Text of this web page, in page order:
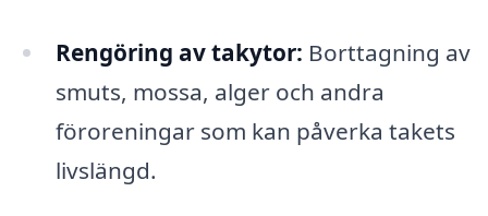
Rengöring av takytor: Borttagning av
smuts, mossa, alger och andra
föroreningar som kan påverka takets
livslängd.